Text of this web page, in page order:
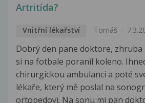
Artritída?
Vnitřní lékařství Tomáš
Dobrý den pane doktore, zhruba
si na fotbale poranil koleno.
chirurgickou ambulanci a poté
lékaře, který mě poslal na
ortopedovi. Na sonu mi pan